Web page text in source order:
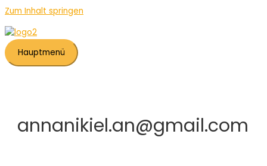
Zum Inhalt springen
Hauptmenü
annanikiel.an@gmail.com